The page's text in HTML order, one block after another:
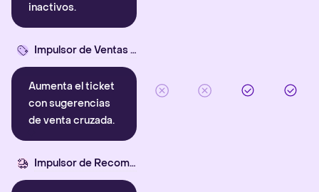
inactivos.
Impulsor de Ventas Cruzadas
Aumenta el ticket
con sugerencias
de venta cruzada.
Impulsor de Recompra